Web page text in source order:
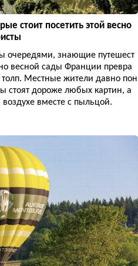
стоит посетить этой весно
очередями, знающие путешест
весной сады Франции превра
Местные жители давно пон
стоят дороже любых картин, а
вместе с пыльцой.